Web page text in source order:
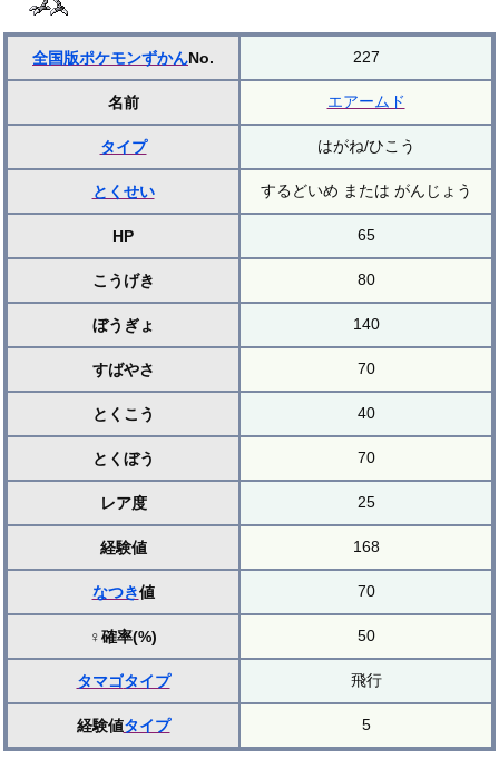
全国版ポケモンずかんNo. 227
名前 エアームド
タイプ はがね/ひこう
とくせい するどいめ または がんじょう
HP 65
こうげき 80
ぼうぎょ 140
すばやさ 70
とくこう 40
とくぼう 70
レア度 25
経験値 168
なつき値 70
♀確率(%) 50
タマゴタイプ 飛行
経験値タイプ 5